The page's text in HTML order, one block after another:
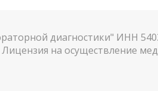
диагностики" ИНН
Лицензия на осуществление